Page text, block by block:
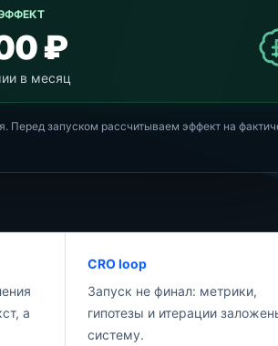
₽
в месяц
Перед запуском рассчитываем эффект на
а
CRO loop
Запуск не финал: метрики,
гипотезы и итерации
систему.